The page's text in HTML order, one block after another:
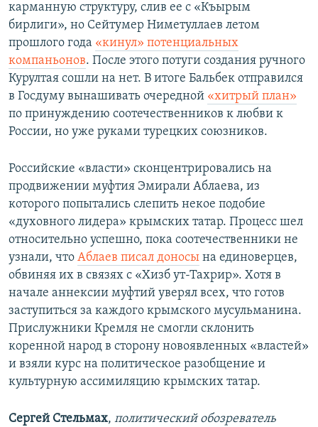
карманную структуру, слив ее с «Къырым
бирлиги», но Сейтумер Ниметуллаев летом
прошлого года «кинул» потенциальных
компаньонов. После этого потуги создания ручного
Курултая сошли на нет. В итоге Бальбек отправился
в Госдуму вынашивать очередной «хитрый план»
по принуждению соотечественников к любви к
России, но уже руками турецких союзников.
Российские «власти» сконцентрировались на
продвижении муфтия Эмирали Аблаева, из
которого попытались слепить некое подобие
«духовного лидера» крымских татар. Процесс шел
относительно успешно, пока соотечественники не
узнали, что Аблаев писал доносы на единоверцев,
обвиняя их в связях с «Хизб ут-Тахрир». Хотя в
начале аннексии муфтий уверял всех, что готов
заступиться за каждого крымского мусульманина.
Прислужники Кремля не смогли склонить
коренной народ в сторону новоявленных «властей»
и взяли курс на политическое разобщение и
культурную ассимиляцию крымских татар.
Сергей Стельмах, политический обозреватель